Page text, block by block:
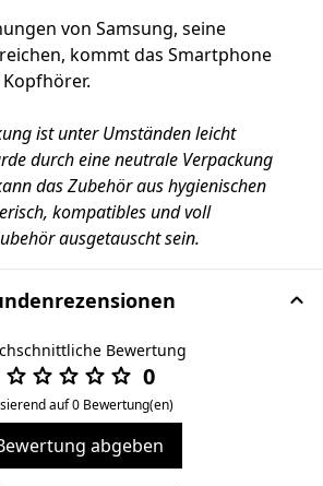
von Samsung, seine
kommt das Smartphone
ist unter Umständen leicht
durch eine neutrale Verpackung
das Zubehör aus hygienischen
kompatibles und voll
ausgetauscht sein.
Bewertung
0
auf 0 Bewertung(en)
abgeben